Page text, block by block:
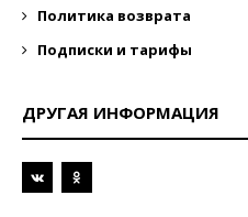
Политика возврата
Подписки и тарифы
ДРУГАЯ ИНФОРМАЦИЯ